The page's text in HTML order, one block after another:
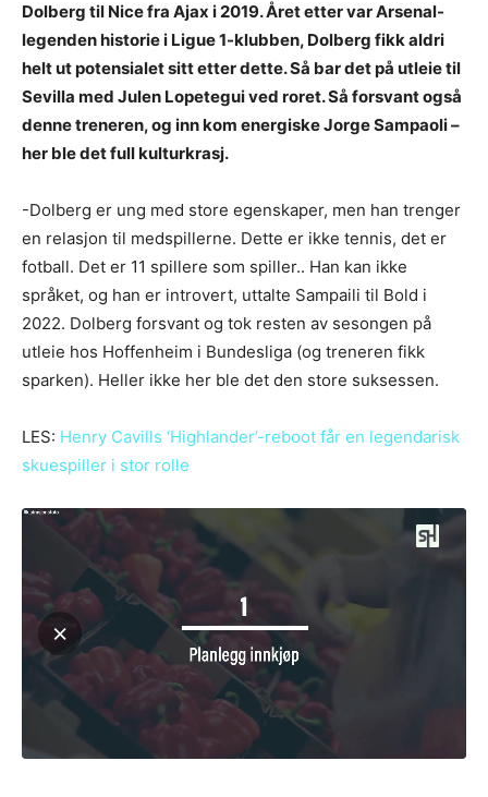
Dolberg til Nice fra Ajax i 2019. Året etter var Arsenal-
legenden historie i Ligue 1-klubben, Dolberg fikk aldri
helt ut potensialet sitt etter dette. Så bar det på utleie til
Sevilla med Julen Lopetegui ved roret. Så forsvant også
denne treneren, og inn kom energiske Jorge Sampaoli –
her ble det full kulturkrasj.
-Dolberg er ung med store egenskaper, men han trenger
en relasjon til medspillerne. Dette er ikke tennis, det er
fotball. Det er 11 spillere som spiller.. Han kan ikke
språket, og han er introvert, uttalte Sampaili til Bold i
2022. Dolberg forsvant og tok resten av sesongen på
utleie hos Hoffenheim i Bundesliga (og treneren fikk
sparken). Heller ikke her ble det den store suksessen.
LES: Henry Cavills ‘Highlander’-reboot får en legendarisk
skuespiller i stor rolle